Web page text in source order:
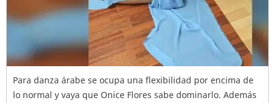
Para danza árabe se ocupa una flexibilidad por encima de
lo normal y vaya que Onice Flores sabe dominarlo. Además